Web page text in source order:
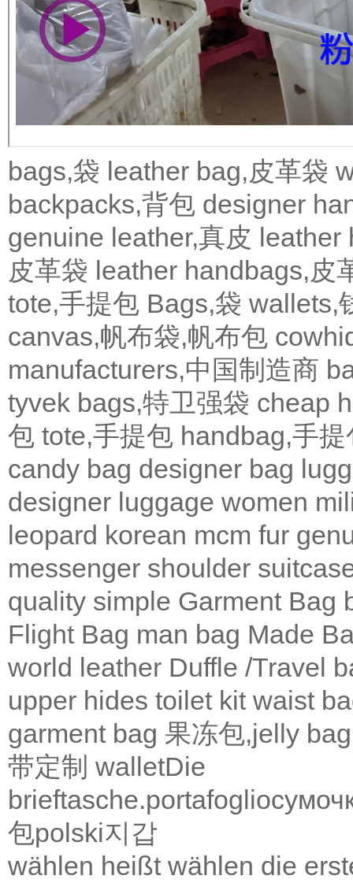
bags,袋 leather bag,皮革袋
backpacks,背包 designer
genuine leather,真皮 leather
皮革袋 leather handbags,皮
tote,手提包 Bags,袋 wallets,
canvas,帆布袋,帆布包
manufacturers,中国制造商
tyvek bags,特卫强袋 cheap
包 tote,手提包 handbag,手提
candy bag designer bag
designer luggage women
leopard korean mcm fur
messenger shoulder
quality simple Garment Bag
Flight Bag man bag Made
world leather Duffle /Travel
upper hides toilet kit waist
garment bag 果冻包,jelly bag
带定制 walletDie
brieftasche.portafoglio
包polski지갑
wählen heißt wählen die